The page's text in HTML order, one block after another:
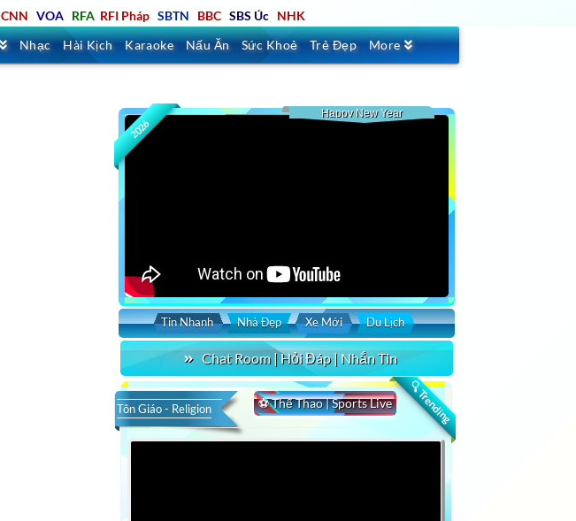
CNN VOA RFA RFI Pháp SBTN BBC SBS Úc NHK
Nhạc Hài Kịch Karaoke Nấu Ăn Sức Khoẻ Trẻ Đẹp More
2026
Happy New Year
Tin Nhanh Nhà Đẹp Xe Mới Du Lịch
Chat Room | Hỏi Đáp | Nhắn Tin
🔍 Trending
⚽ Thể Thao | Sports Live
Tôn Giáo - Religion